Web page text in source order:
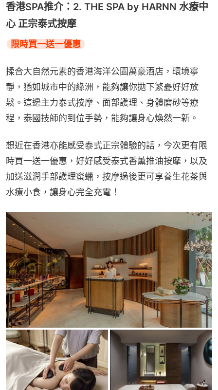
香港SPA推介：2. THE SPA by HARNN 水療中
心 正宗泰式按摩
限時買一送一優惠
揉合大自然元素的香港海洋公園萬豪酒店，環境寧
靜，猶如城市中的綠洲，能夠讓你拋下繁憂好好放
鬆。這邊主力泰式按摩、面部護理、身體磨砂等療
程，泰國技師的到位手勢，能夠讓身心煥然一新。
想近在香港亦能感受泰式正宗體驗的話，今次更有限
時買一送一優惠，好好感受泰式香薰推油按摩，以及
加送滋潤手部護理蜜蠟，按摩過後更可享養生花茶與
水療小食，讓身心完全充電！